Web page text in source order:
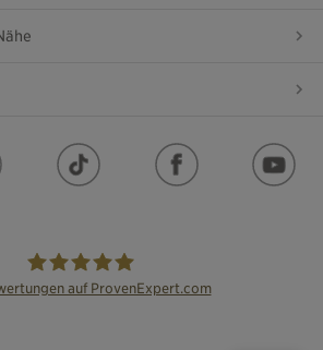
auf ProvenExpert.com